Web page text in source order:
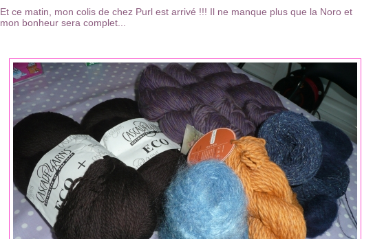
Et ce matin, mon colis de chez Purl est arrivé !!! Il ne manque plus que la Noro et
mon bonheur sera complet...